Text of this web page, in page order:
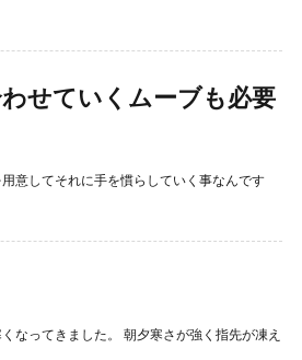
せていくムーブも必要
意してそれに手を慣らしていく事なんです
なってきました。 朝夕寒さが強く指先が凍え